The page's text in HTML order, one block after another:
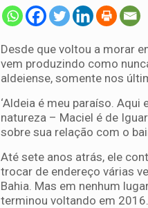
Desde que voltou a morar
vem produzindo como
aldeiense, somente nos
‘Aldeia é meu paraíso.
natureza – Maciel é de
sobre sua relação com o
Até sete anos atrás, ele
trocar de endereço várias
Bahia. Mas em nenhum
terminou voltando em 2016.